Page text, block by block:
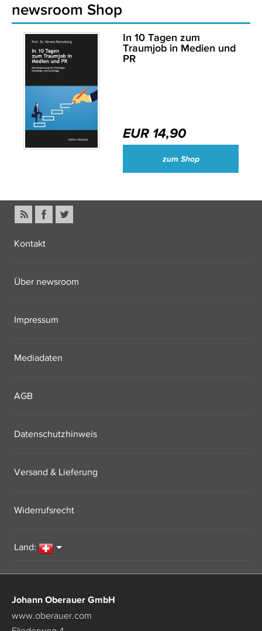
newsroom Shop
In 10 Tagen zum
Traumjob in Medien und
PR
EUR 14,90
zum Shop
Kontakt
Über newsroom
Impressum
Mediadaten
AGB
Datenschutzhinweis
Versand & Lieferung
Widerrufsrecht
Land:
Johann Oberauer GmbH
www.oberauer.com